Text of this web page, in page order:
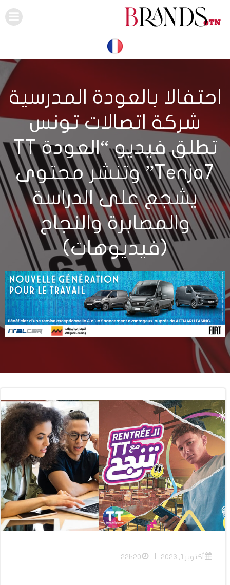
احتفالا بالعودة المدرسية
شركة اتصالات تونس
تطلق فيديو “العودة TT
Tenja7” وتنشر محتوى
يشجع على الدراسة
والمصابرة والنجاح
(فيديوهات)
أكتوبر 1, 2023 22h20